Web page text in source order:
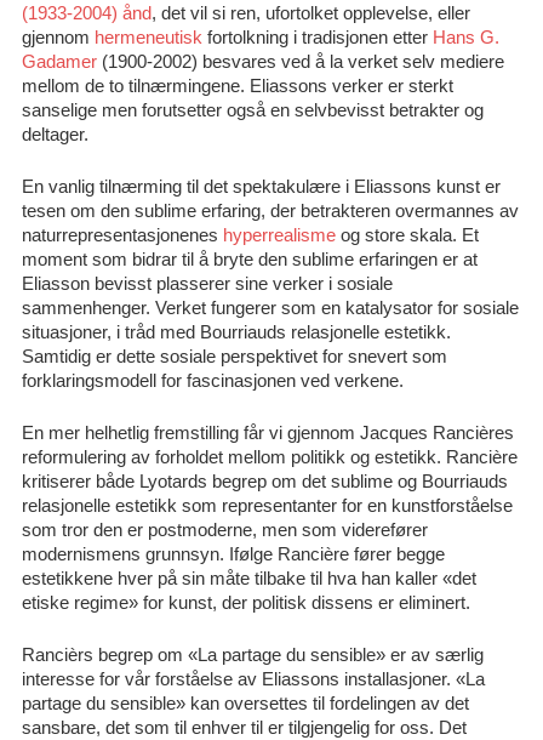
(1933-2004) ånd, det vil si ren, ufortolket opplevelse, eller
gjennom hermeneutisk fortolkning i tradisjonen etter Hans G.
Gadamer(1900-2002) besvares ved å la verket selv mediere
mellom de to tilnærmingene. Eliassons verker er sterkt
sanselige men forutsetter også en selvbevisst betrakter og
deltager.
En vanlig tilnærming til det spektakulære i Eliassons kunst er
tesen om den sublime erfaring, der betrakteren overmannes av
naturrepresentasjonenes hyperrealismeog store skala. Et
moment som bidrar til å bryte den sublime erfaringen er at
Eliasson bevisst plasserer sine verker i sosiale
sammenhenger. Verket fungerer som en katalysator for sosiale
situasjoner, i tråd med Bourriauds relasjonelle estetikk.
Samtidig er dette sosiale perspektivet for snevert som
forklaringsmodell for fascinasjonen ved verkene.
En mer helhetlig fremstilling får vi gjennom Jacques Rancières
reformulering av forholdet mellom politikk og estetikk. Rancière
kritiserer både Lyotards begrep om det sublime og Bourriauds
relasjonelle estetikk som representanter for en kunstforståelse
som tror den er postmoderne, men som viderefører
modernismens grunnsyn. Ifølge Rancière fører begge
estetikkene hver på sin måte tilbake til hva han kaller «det
etiske regime» for kunst, der politisk dissens er eliminert.
Rancièrs begrep om «La partage du sensible» er av særlig
interesse for vår forståelse av Eliassons installasjoner. «La
partage du sensible» kan oversettes til fordelingen av det
sansbare, det som til enhver til er tilgjengelig for oss. Det